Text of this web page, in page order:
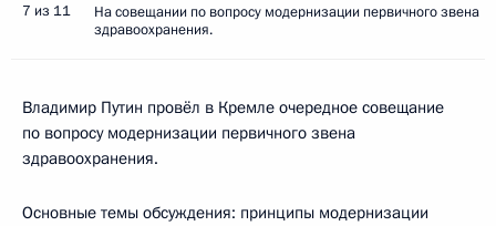
7 из 11
На совещании по вопросу модернизации первичного звена
здравоохранения.
Владимир Путин провёл в Кремле очередное совещание
по вопросу модернизации первичного звена
здравоохранения.
Основные темы обсуждения: принципы модернизации